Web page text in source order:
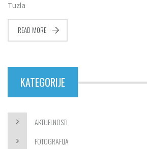
Tuzla
READ MORE
KATEGORIJE
AKTUELNOSTI
FOTOGRAFIJA